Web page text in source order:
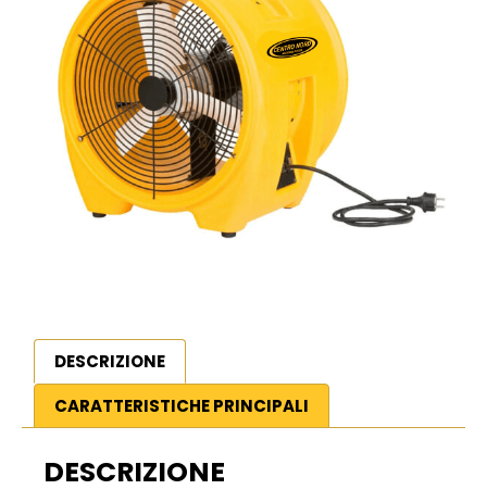
DESCRIZIONE
CARATTERISTICHE PRINCIPALI
DESCRIZIONE